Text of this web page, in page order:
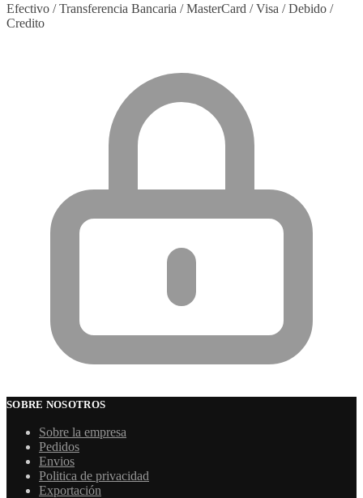
Efectivo / Transferencia Bancaria / MasterCard / Visa / Debido /
Credito
SOBRE NOSOTROS
Sobre la empresa
Pedidos
Envios
Politica de privacidad
Exportación